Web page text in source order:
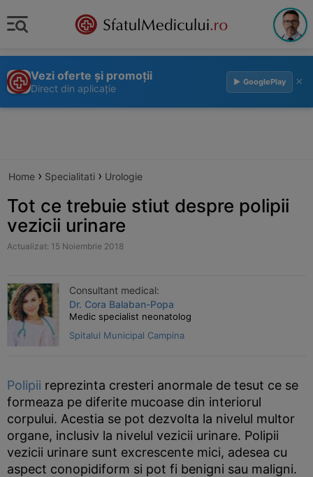
Vezi oferte și promoții
Direct din aplicație
▶ GooglePlay ×
Home › Specialitati › Urologie
Tot ce trebuie stiut despre polipii
vezicii urinare
Actualizat: 15 Noiembrie 2018
Consultant medical:
Dr. Cora Balaban-Popa
Medic specialist neonatolog
Spitalul Municipal Campina
Polipii reprezinta cresteri anormale de tesut ce se
formeaza pe diferite mucoase din interiorul
corpului. Acestia se pot dezvolta la nivelul multor
organe, inclusiv la nivelul vezicii urinare. Polipii
vezicii urinare sunt excrescente mici, adesea cu
aspect conopidiform si pot fi benigni sau maligni.